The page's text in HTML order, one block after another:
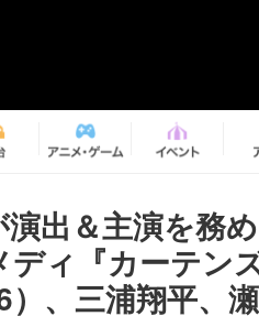
出＆主演を務
ディ『カーテン
）、三浦翔平、